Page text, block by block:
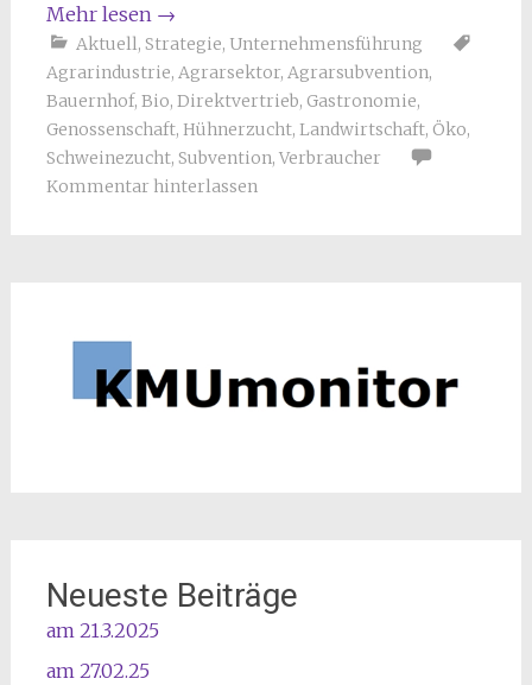
Mehr lesen →
Aktuell, Strategie, Unternehmensführung
Agrarindustrie, Agrarsektor, Agrarsubvention,
Bauernhof, Bio, Direktvertrieb, Gastronomie,
Genossenschaft, Hühnerzucht, Landwirtschaft, Öko,
Schweinezucht, Subvention, Verbraucher
Kommentar hinterlassen
Neueste Beiträge
am 21.3.2025
am 27.02.25